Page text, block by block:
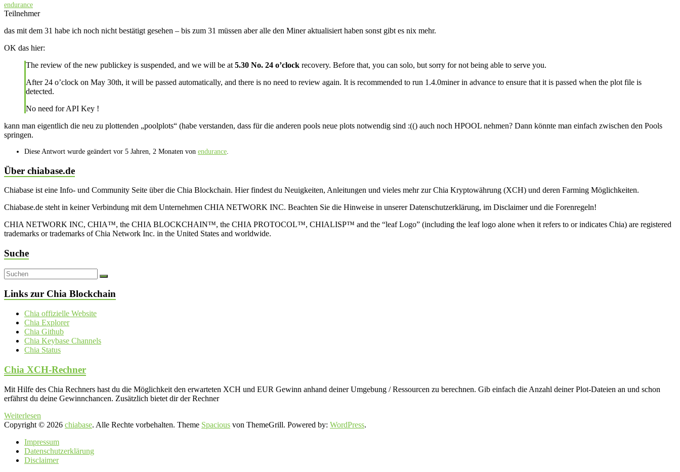
endurance
Teilnehmer
das mit dem 31 habe ich noch nicht bestätigt gesehen – bis zum 31 müssen aber alle den Miner aktualisiert haben sonst gibt es nix mehr.
OK das hier:
The review of the new publickey is suspended, and we will be at 5.30 No. 24 o’clock recovery. Before that, you can solo, but sorry for not being able to serve you.
After 24 o’clock on May 30th, it will be passed automatically, and there is no need to review again. It is recommended to run 1.4.0miner in advance to ensure that it is passed when the plot file is
detected.
No need for API Key !
kann man eigentlich die neu zu plottenden „poolplots“ (habe verstanden, dass für die anderen pools neue plots notwendig sind :(() auch noch HPOOL nehmen? Dann könnte man einfach zwischen den Pools
springen.
Diese Antwort wurde geändert vor 5 Jahren, 2 Monaten von endurance
Über chiabase.de
Chiabase ist eine Info- und Community Seite über die Chia Blockchain. Hier findest du Neuigkeiten, Anleitungen und vieles mehr zur Chia Kryptowährung (XCH) und deren Farming Möglichkeiten.
Chiabase.de steht in keiner Verbindung mit dem Unternehmen CHIA NETWORK INC. Beachten Sie die Hinweise in unserer Datenschutzerklärung, im Disclaimer und die Forenregeln!
CHIA NETWORK INC, CHIA™, the CHIA BLOCKCHAIN™, the CHIA PROTOCOL™, CHIALISP™ and the “leaf Logo” (including the leaf logo alone when it refers to or indicates Chia) are registered
trademarks or trademarks of Chia Network Inc. in the United States and worldwide.
Suche
Links zur Chia Blockchain
Chia offizielle Website
Chia Explorer
Chia Github
Chia Keybase Channels
Chia Status
Chia XCH-Rechner
Mit Hilfe des Chia Rechners hast du die Möglichkeit den erwarteten XCH und EUR Gewinn anhand deiner Umgebung / Ressourcen zu berechnen. Gib einfach die Anzahl deiner Plot-Dateien an und schon
erfährst du deine Gewinnchancen. Zusätzlich bietet dir der Rechner
Weiterlesen
Copyright © 2026 chiabase. Alle Rechte vorbehalten. Theme Spacious von ThemeGrill. Powered by: WordPress.
Impressum
Datenschutzerklärung
Disclaimer